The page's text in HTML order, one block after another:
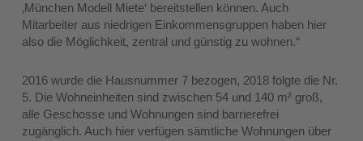
‚München Modell Miete‘ bereitstellen können. Auch
Mitarbeiter aus niedrigen Einkommensgruppen haben hier
also die Möglichkeit, zentral und günstig zu wohnen.“
2016 wurde die Hausnummer 7 bezogen, 2018 folgte die Nr.
5. Die Wohneinheiten sind zwischen 54 und 140 m² groß,
alle Geschosse und Wohnungen sind barrierefrei
zugänglich. Auch hier verfügen sämtliche Wohnungen über